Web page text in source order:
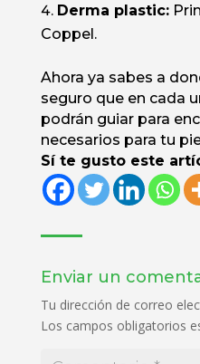
Derma plastic:
Coppel.
Ahora ya sabes a
seguro que en cada
podrán guiar para
necesarios para tu
Sí te gusto este
Enviar un
Tu dirección de correo
Los campos obligatorios